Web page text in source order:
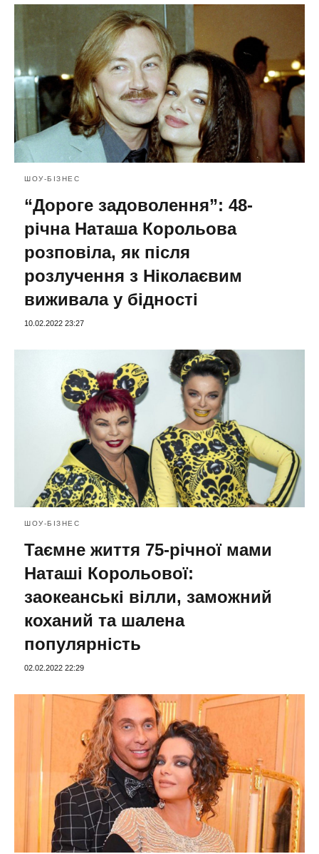
ШОУ-БІЗНЕС
“Дороге задоволення”: 48-
річна Наташа Корольова
розповіла, як після
розлучення з Ніколаєвим
виживала у бідності
10.02.2022 23:27
ШОУ-БІЗНЕС
Таємне життя 75-річної мами
Наташі Корольової:
заокеанські вілли, заможний
коханий та шалена
популярність
02.02.2022 22:29